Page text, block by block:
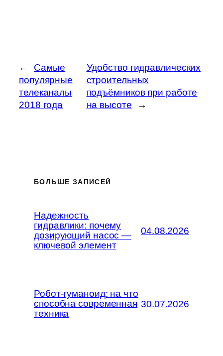
←
Самые
популярные
телеканалы
2018 года
Удобство гидравлических
строительных
подъёмников при работе
на высоте
→
БОЛЬШЕ ЗАПИСЕЙ
Надежность
гидравлики: почему
дозирующий насос —
ключевой элемент
04.08.2026
Робот-гуманоид: на что
способна современная
техника
30.07.2026